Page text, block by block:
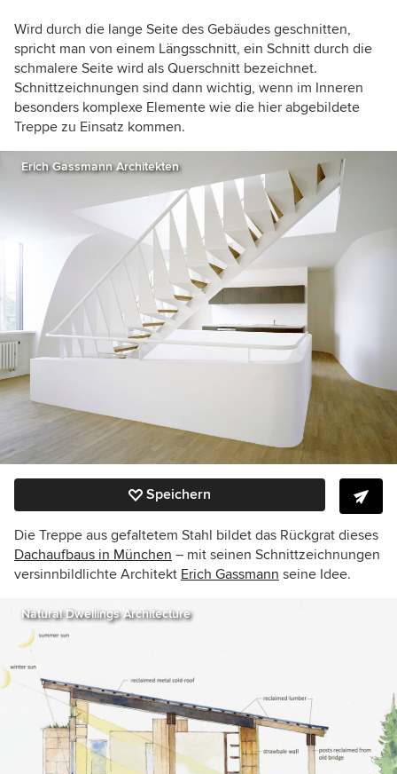
Wird durch die lange Seite des Gebäudes geschnitten,
spricht man von einem Längsschnitt, ein Schnitt durch die
schmalere Seite wird als Querschnitt bezeichnet.
Schnittzeichnungen sind dann wichtig, wenn im Inneren
besonders komplexe Elemente wie die hier abgebildete
Treppe zu Einsatz kommen.
Erich Gassmann Architekten
Speichern
Die Treppe aus gefaltetem Stahl bildet das Rückgrat dieses
Dachaufbaus in München – mit seinen Schnittzeichnungen
versinnbildlichte Architekt Erich Gassmann seine Idee.
Natural Dwellings Architecture